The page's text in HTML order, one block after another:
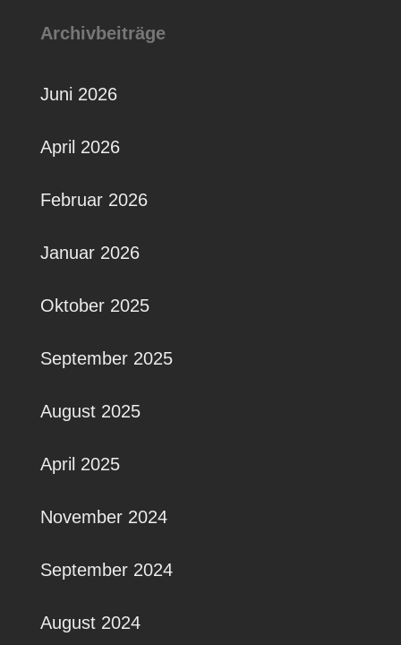
Archivbeiträge
Juni 2026
April 2026
Februar 2026
Januar 2026
Oktober 2025
September 2025
August 2025
April 2025
November 2024
September 2024
August 2024